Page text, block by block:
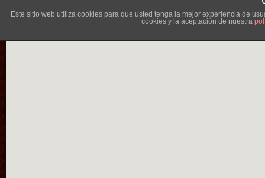
Este sitio web utiliza cookies para que usted tenga la mejor experiencia de
cookies y la aceptación de nuestra